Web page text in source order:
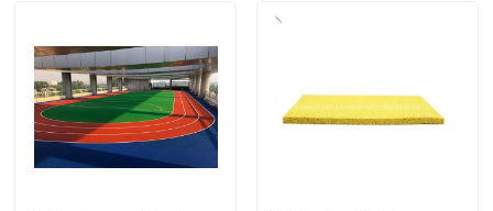
Visita à fábrica
Controle de qualidade